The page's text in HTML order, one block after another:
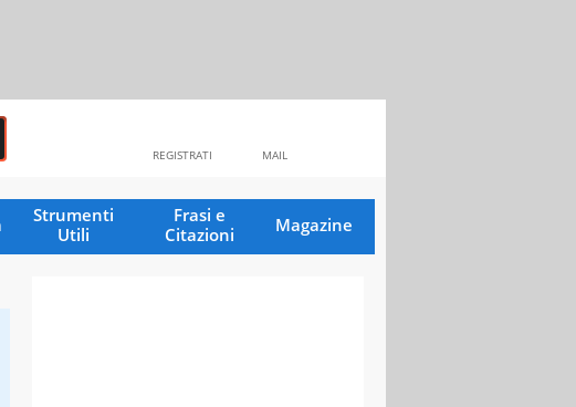
MAIL
REGISTRATI
Strumenti
Utili
Frasi e
Citazioni
Magazine